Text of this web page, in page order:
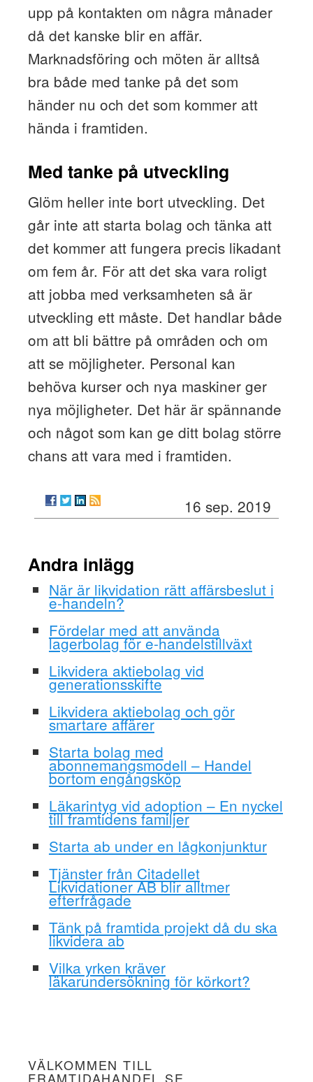
upp på kontakten om några månader
då det kanske blir en affär.
Marknadsföring och möten är alltså
bra både med tanke på det som
händer nu och det som kommer att
hända i framtiden.
Med tanke på utveckling
Glöm heller inte bort utveckling. Det
går inte att starta bolag och tänka att
det kommer att fungera precis likadant
om fem år. För att det ska vara roligt
att jobba med verksamheten så är
utveckling ett måste. Det handlar både
om att bli bättre på områden och om
att se möjligheter. Personal kan
behöva kurser och nya maskiner ger
nya möjligheter. Det här är spännande
och något som kan ge ditt bolag större
chans att vara med i framtiden.
16 sep. 2019
Andra inlägg
När är likvidation rätt affärsbeslut i
e-handeln?
Fördelar med att använda
lagerbolag för e-handelstillväxt
Likvidera aktiebolag vid
generationsskifte
Likvidera aktiebolag och gör
smartare affärer
Starta bolag med
abonnemangsmodell – Handel
bortom engångsköp
Läkarintyg vid adoption – En nyckel
till framtidens familjer
Starta ab under en lågkonjunktur
Tjänster från Citadellet
Likvidationer AB blir alltmer
efterfrågade
Tänk på framtida projekt då du ska
likvidera ab
Vilka yrken kräver
läkarundersökning för körkort?
VÄLKOMMEN TILL
FRAMTIDAHANDEL.SE